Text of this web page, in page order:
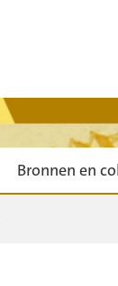
Bronnen en